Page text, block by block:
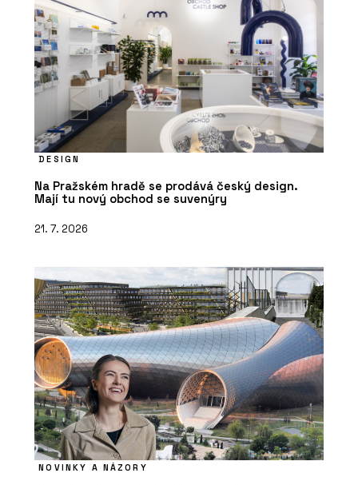
DESIGN
Na Pražském hradě se prodává český design.
Mají tu nový obchod se suvenýry
21. 7. 2026
NOVINKY A NÁZORY